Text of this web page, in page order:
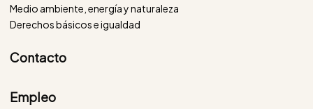
Medio ambiente, energía y naturaleza
Derechos básicos e igualdad
Contacto
Empleo